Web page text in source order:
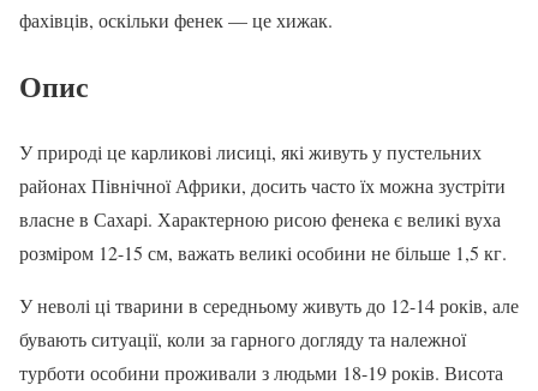
фахівців, оскільки фенек — це хижак.
Опис
У природі це карликові лисиці, які живуть у пустельних
районах Північної Африки, досить часто їх можна зустріти
власне в Сахарі. Характерною рисою фенека є великі вуха
розміром 12-15 см, важать великі особини не більше 1,5 кг.
У неволі ці тварини в середньому живуть до 12-14 років, але
бувають ситуації, коли за гарного догляду та належної
турботи особини проживали з людьми 18-19 років. Висота